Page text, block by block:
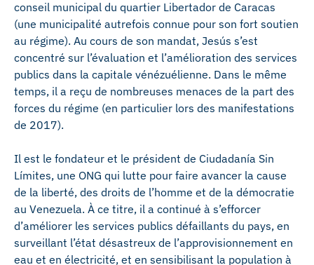
conseil municipal du quartier Libertador de Caracas
(une municipalité autrefois connue pour son fort soutien
au régime). Au cours de son mandat, Jesús s’est
concentré sur l’évaluation et l’amélioration des services
publics dans la capitale vénézuélienne. Dans le même
temps, il a reçu de nombreuses menaces de la part des
forces du régime (en particulier lors des manifestations
de 2017).
Il est le fondateur et le président de Ciudadanía Sin
Límites, une ONG qui lutte pour faire avancer la cause
de la liberté, des droits de l’homme et de la démocratie
au Venezuela. À ce titre, il a continué à s’efforcer
d’améliorer les services publics défaillants du pays, en
surveillant l’état désastreux de l’approvisionnement en
eau et en électricité, et en sensibilisant la population à